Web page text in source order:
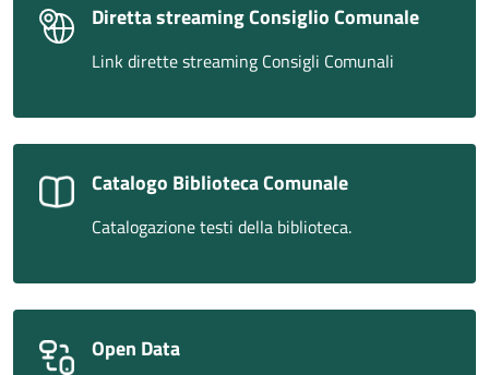
Diretta streaming Consiglio Comunale
Link dirette streaming Consigli Comunali
Catalogo Biblioteca Comunale
Catalogazione testi della biblioteca.
Open Data